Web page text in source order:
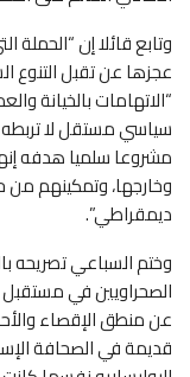
وتابع قائلا إن
عجزها عن تقبل التنوع
“الاتهامات بالخيانة
سياسي مستقل لا تربطه
مشروعا سلميا هدفه
وخارجها، وتمكينهم من
ديمقراطي”.
وختم السباعي تصريحه
الصحراويين في مستقبل
عن منطق الإقصاء
قديمة في الصحافة